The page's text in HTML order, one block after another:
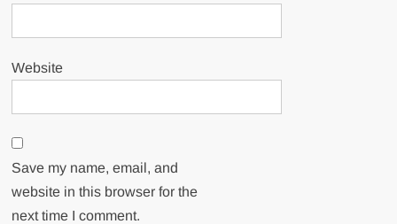
Website
Save my name, email, and
website in this browser for the
next time I comment.